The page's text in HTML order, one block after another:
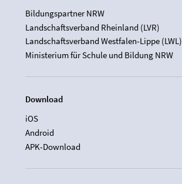
Bildungspartner NRW
Landschaftsverband Rheinland (LVR)
Landschaftsverband Westfalen-Lippe (LWL)
Ministerium für Schule und Bildung NRW
Download
iOS
Android
APK-Download